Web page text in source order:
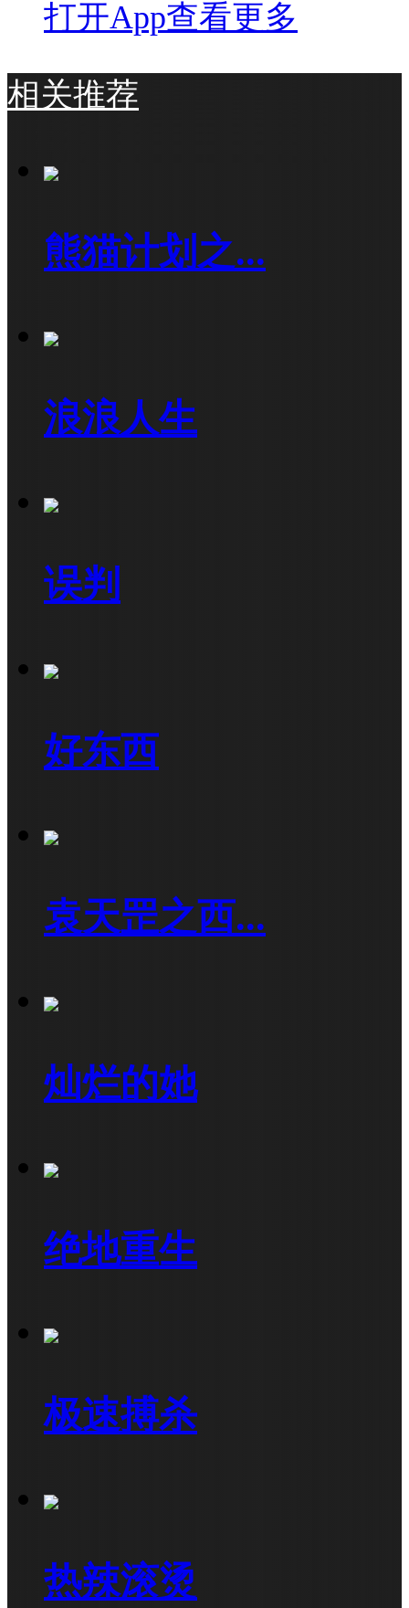
打开App查看更多
相关推荐
熊猫计划之...
浪浪人生
误判
好东西
袁天罡之西...
灿烂的她
绝地重生
极速搏杀
热辣滚烫